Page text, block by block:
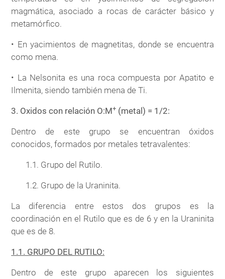
magmática, asociado a rocas de carácter básico y
metamórfico.
• En yacimientos de magnetitas, donde se encuentra
como mena.
• La Nelsonita es una roca compuesta por Apatito e
Ilmenita, siendo también mena de Ti.
3. Oxidos con relación O:M+ (metal) = 1/2:
Dentro de este grupo se encuentran óxidos
conocidos, formados por metales tetravalentes:
1.1. Grupo del Rutilo.
1.2. Grupo de la Uraninita.
La diferencia entre estos dos grupos es la
coordinación en el Rutilo que es de 6 y en la Uraninita
que es de 8.
1.1. GRUPO DEL RUTILO:
Dentro de este grupo aparecen los siguientes